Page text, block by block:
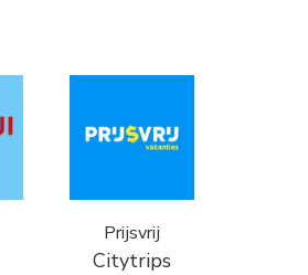
Prijsvrij
Citytrips